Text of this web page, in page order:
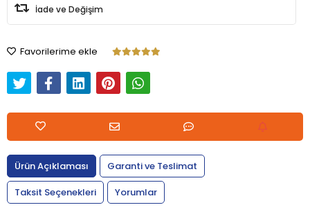
İade ve Değişim
Favorilerime ekle
Ürün Açıklaması
Garanti ve Teslimat
Taksit Seçenekleri
Yorumlar